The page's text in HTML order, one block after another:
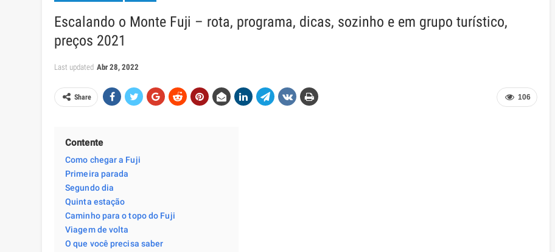
Escalando o Monte Fuji – rota, programa, dicas, sozinho e em grupo turístico,
preços 2021
Last updated Abr 28, 2022
106
Share
Contente
Como chegar a Fuji
Primeira parada
Segundo dia
Quinta estação
Caminho para o topo do Fuji
Viagem de volta
O que você precisa saber